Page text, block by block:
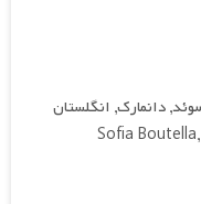
دانمارک, انگلستان